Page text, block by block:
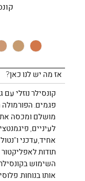
אז מה יש לנו כאן?
קונסילר נוזלי עם
פגמים.
מושלם ומכסה את
לעיניים,
אחיד,עדכני
תודות
השימוש